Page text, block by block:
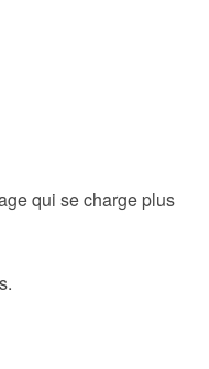
qui se charge plus